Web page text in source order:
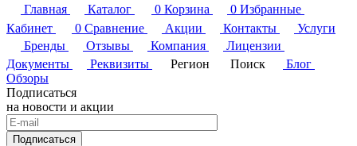
Главная Каталог 0 Корзина 0 Избранные
Кабинет
0 Сравнение Акции Контакты
Услуги
Бренды
Отзывы Компания
Лицензии
Документы
Реквизиты Регион Поиск
Блог
Обзоры
Подписаться
на новости и акции
Подписаться